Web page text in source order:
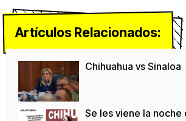
Artículos Relacionados:
Chihuahua vs Sinaloa
Se les viene la noche